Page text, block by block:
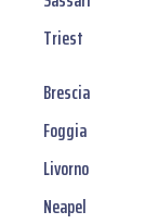
Triest
Brescia
Foggia
Livorno
Neapel